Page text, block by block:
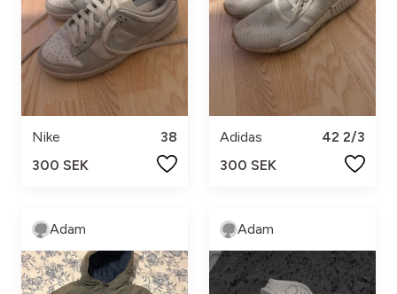
Nike
38
300 SEK
Adidas
42 2/3
300 SEK
Adam Adam